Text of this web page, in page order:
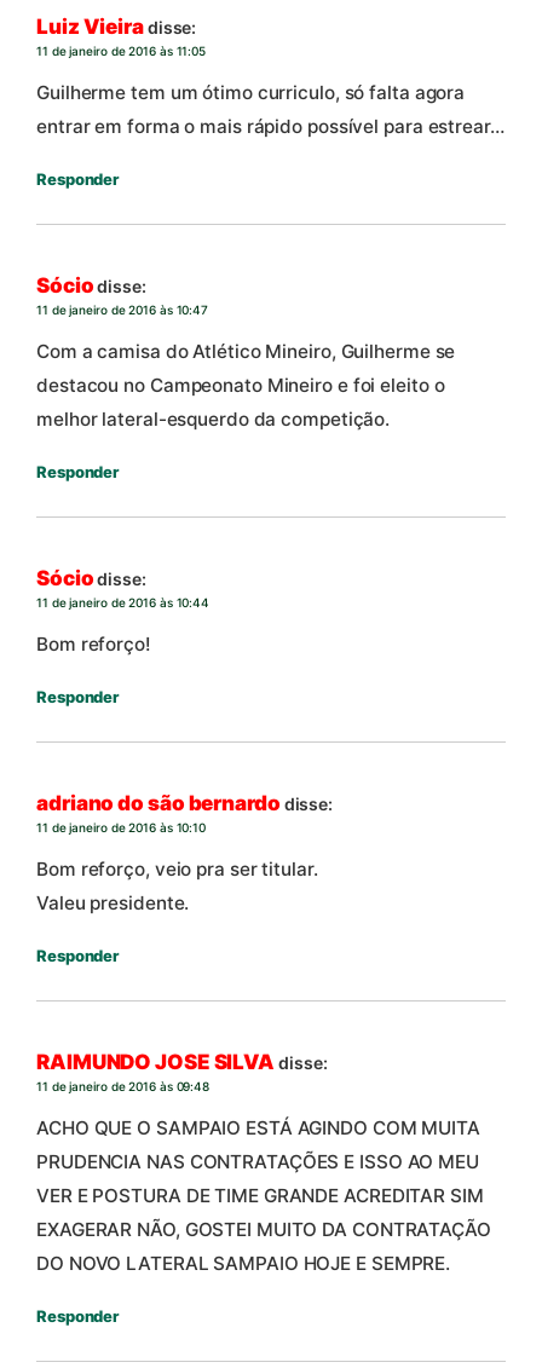
Luiz Vieiradisse:
11 de janeiro de 2016 às 11:05
Guilherme tem um ótimo curriculo, só falta agora
entrar em forma o mais rápido possível para estrear…
Responder
Sócio disse:
11 de janeiro de 2016 às 10:47
Com a camisa do Atlético Mineiro, Guilherme se
destacou no Campeonato Mineiro e foi eleito o
melhor lateral-esquerdo da competição.
Responder
Sócio disse:
11 de janeiro de 2016 às 10:44
Bom reforço!
Responder
adriano do são bernardo disse:
11 de janeiro de 2016 às 10:10
Bom reforço, veio pra ser titular.
Valeu presidente.
Responder
RAIMUNDO JOSE SILVA disse:
11 de janeiro de 2016 às 09:48
ACHO QUE O SAMPAIO ESTÁ AGINDO COM MUITA
PRUDENCIA NAS CONTRATAÇÕES E ISSO AO MEU
VER E POSTURA DE TIME GRANDE ACREDITAR SIM
EXAGERAR NÃO, GOSTEI MUITO DA CONTRATAÇÃO
DO NOVO LATERAL SAMPAIO HOJE E SEMPRE.
Responder